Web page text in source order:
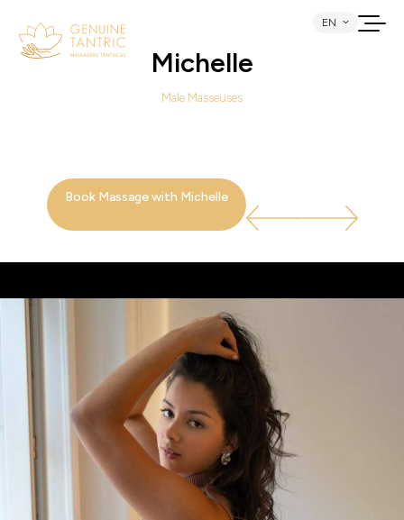
EN
Michelle
Male Masseuses
Book Massage with Michelle